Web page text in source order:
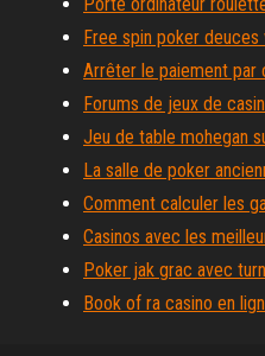
Free spin poker deuces
Arrêter le paiement par
Forums de jeux de
Jeu de table mohegan
La salle de poker
Comment calculer les
Casinos avec les
Poker jak grac avec
Book of ra casino en